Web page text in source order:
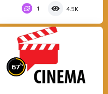
1 4.5K
67%